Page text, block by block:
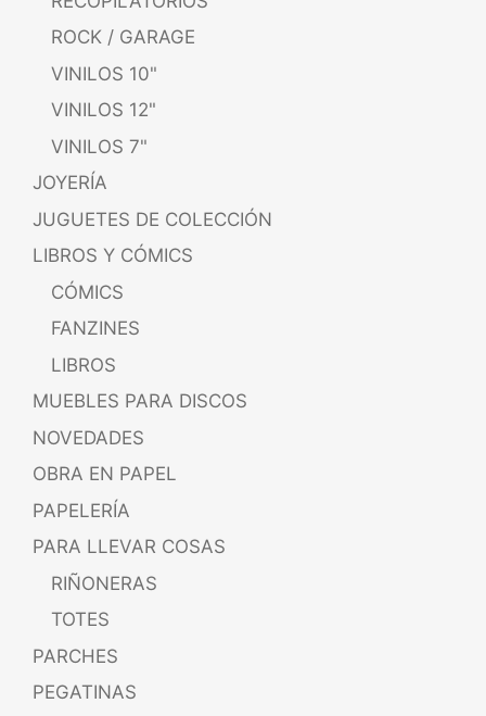
ROCK / GARAGE
VINILOS 10"
VINILOS 12"
VINILOS 7"
JOYERÍA
JUGUETES DE COLECCIÓN
LIBROS Y CÓMICS
CÓMICS
FANZINES
LIBROS
MUEBLES PARA DISCOS
NOVEDADES
OBRA EN PAPEL
PAPELERÍA
PARA LLEVAR COSAS
RIÑONERAS
TOTES
PARCHES
PEGATINAS